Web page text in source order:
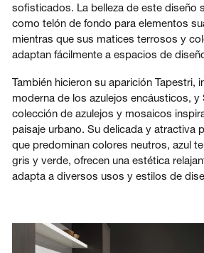
sofisticados. La belleza de este diseño
como telón de fondo para elementos
mientras que sus matices terrosos y
adaptan fácilmente a espacios de
También hicieron su aparición Tapestri,
moderna de los azulejos encáusticos, y
colección de azulejos y mosaicos
paisaje urbano. Su delicada y atractiva
que predominan colores neutros, azul
gris y verde, ofrecen una estética
adapta a diversos usos y estilos de